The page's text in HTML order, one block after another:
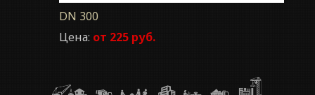
DN 300
Цена: от 225 руб.